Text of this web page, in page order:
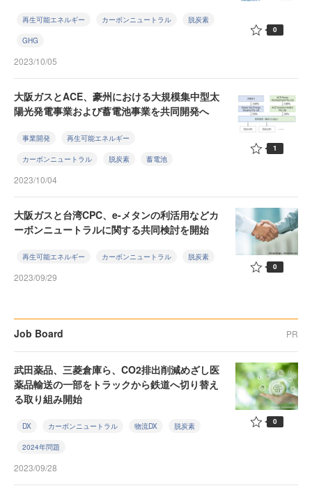
再生可能エネルギー カーボンニュートラル 脱炭素
GHG
2023/10/05
0
大阪ガスとACE、豪州における大規模集中型太
陽光発電事業および蓄電池事業を共同開発へ
事業開発 再生可能エネルギー
カーボンニュートラル 脱炭素 蓄電池
2023/10/04
1
大阪ガスと台湾CPC、e-メタンの利活用などカ
ーボンニュートラルに関する共同検討を開始
再生可能エネルギー カーボンニュートラル 脱炭素
2023/09/29
0
Job Board PR
武田薬品、三菱倉庫ら、CO2排出削減めざし医
薬品輸送の一部をトラックから鉄道へ切り替え
る取り組み開始
DX カーボンニュートラル 物流DX 脱炭素
2024年問題
2023/09/28
0